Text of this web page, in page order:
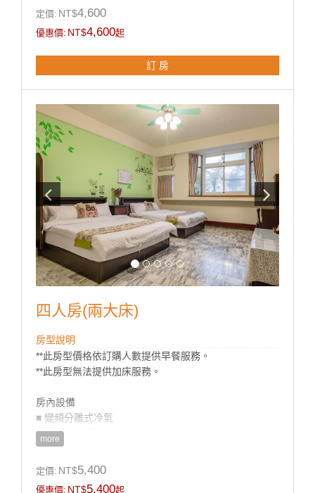
■ 梳妝台
■ 盥洗用品(毛巾/浴巾/牙膏/牙刷/沐浴乳/洗髮精)
■ 吹風機
​■ 電熱水瓶
定價: NT$4,600
優惠價: NT$4,600起
訂 房
四人房(兩大床)
房型說明
**此房型價格依訂購人數提供早餐服務。
**此房型無法提供加床服務。
房內設備
■ 變頻分離式冷氣
■ 42吋液晶電視
■ 冰箱
■ 梳妝台
more
定價: NT$5,400
優惠價: NT$5,400起